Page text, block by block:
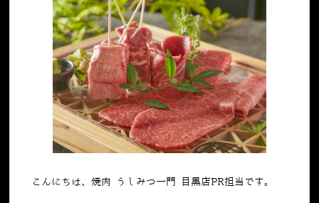
こんにちは、焼肉 うしみつ一門 目黒店PR担当です。